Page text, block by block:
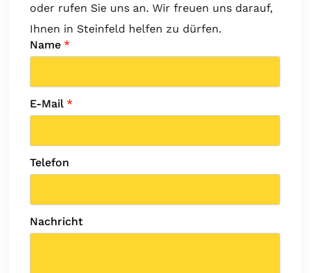
oder rufen Sie uns an. Wir freuen uns darauf,
Ihnen in Steinfeld helfen zu dürfen.
Name *
E-Mail *
Telefon
Nachricht